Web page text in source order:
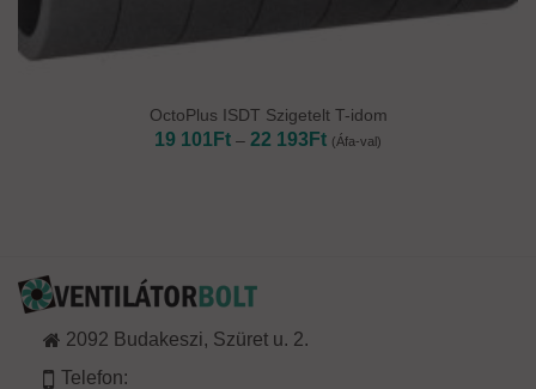
OctoPlus ISDT Szigetelt T-idom
19 101 Ft – 22 193 FtÁrtartomány:
19
(Áfa-val)
2092 Budakeszi, Szüret u. 2.
Telefon: